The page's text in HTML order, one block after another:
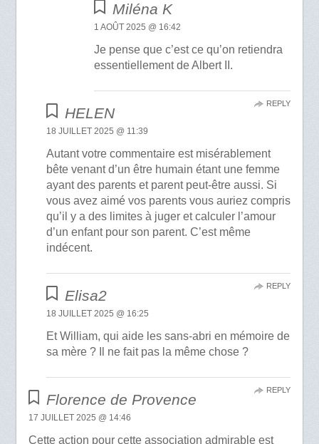
Miléna K
1 AOÛT 2025 @ 16:42
Je pense que c’est ce qu’on retiendra
essentiellement de Albert II.
HELEN
18 JUILLET 2025 @ 11:39
Autant votre commentaire est misérablement
bête venant d’un être humain étant une femme
ayant des parents et parent peut-être aussi. Si
vous avez aimé vos parents vous auriez compris
qu’il y a des limites à juger et calculer l’amour
d’un enfant pour son parent. C’est même
indécent.
REPLY
Elisa2
18 JUILLET 2025 @ 16:25
Et William, qui aide les sans-abri en mémoire de
sa mère ? Il ne fait pas la même chose ?
REPLY
Florence de Provence
17 JUILLET 2025 @ 14:46
Cette action pour cette association admirable est
REPLY